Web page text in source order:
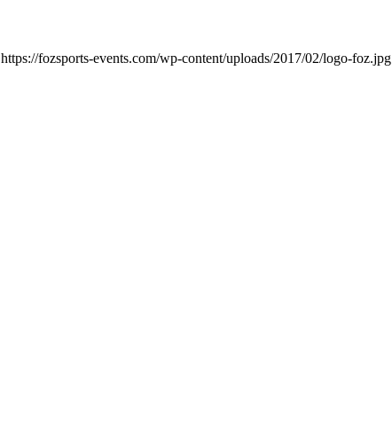
https://fozsports-events.com/wp-content/uploads/2017/02/logo-foz.jpg